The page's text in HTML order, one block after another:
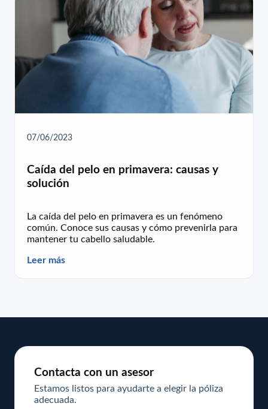
07/06/2023
Caída del pelo en primavera: causas y
solución
La caída del pelo en primavera es un fenómeno
común. Conoce sus causas y cómo prevenirla para
mantener tu cabello saludable.
Leer más
Contacta con un asesor
Estamos listos para ayudarte a elegir la póliza
adecuada.